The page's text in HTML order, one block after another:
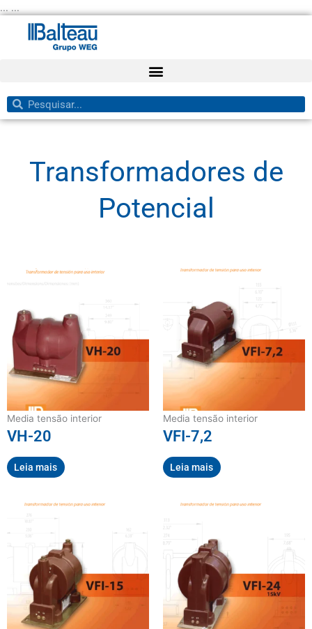
... ...
para
conteúdo
Pesquisar
Pesquisar
Transformadores de
Potencial
Media tensão interior
VH-20
Leia mais
Media tensão interior
VFI-7,2
Leia mais